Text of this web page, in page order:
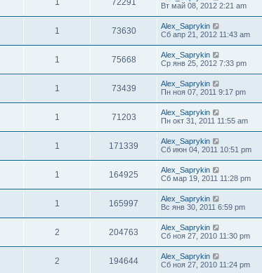
1 72291
Вт май 08, 2012 2:21 am
1 73630
Alex_Saprykin
Сб апр 21, 2012 11:43 am
1 75668
Alex_Saprykin
Ср янв 25, 2012 7:33 pm
1 73439
Alex_Saprykin
Пн ноя 07, 2011 9:17 pm
1 71203
Alex_Saprykin
Пн окт 31, 2011 11:55 am
1 171339
Alex_Saprykin
Сб июн 04, 2011 10:51 pm
1 164925
Alex_Saprykin
Сб мар 19, 2011 11:28 pm
1 165997
Alex_Saprykin
Вс янв 30, 2011 6:59 pm
2 204763
Alex_Saprykin
Сб ноя 27, 2010 11:30 pm
2 194644
Alex_Saprykin
Сб ноя 27, 2010 11:24 pm